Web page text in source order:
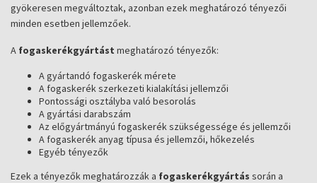
gyökeresen megváltoztak, azonban ezek meghatározó tényezői
minden esetben jellemzőek.
A fogaskerékgyártást meghatározó tényezők:
A gyártandó fogaskerék mérete
A fogaskerék szerkezeti kialakítási jellemzői
Pontossági osztályba való besorolás
A gyártási darabszám
Az előgyártmányú fogaskerék szükségessége és jellemzői
A fogaskerék anyag típusa és jellemzői, hőkezelés
Egyéb tényezők
Ezek a tényezők meghatározzák a fogaskerékgyártás során a